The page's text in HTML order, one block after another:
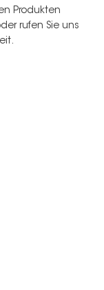
Produkten
rufen Sie uns